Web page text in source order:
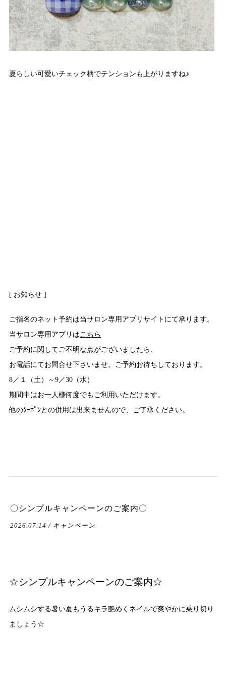
夏らしい可愛いチェック柄でテンションも上がりますね♪
[ お知らせ ]
ご指名のネット予約は当サロン専用アプリサイトにて承ります。
当サロン専用アプリはこちら
ご予約に関してご不明な点がございましたら、
お電話にてお問合せ下さいませ。ご予約お待ちしております。
8／１（土）～9／30（水）
期間中はお一人様何度でもご利用いただけます。
他のｸｰﾎﾟﾝとの併用は出来ませんので、ご了承ください。
〇シンプルキャンペーンのご案内〇
2026.07.14 / キャンペーン
☆シンプルキャンペーンのご案内☆
ムシムシする暑い夏もうるキラ艶めくネイルで爽やかに乗り切り
ましょう☆